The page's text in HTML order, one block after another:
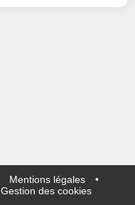
Mentions légales
•
Gestion des cookies